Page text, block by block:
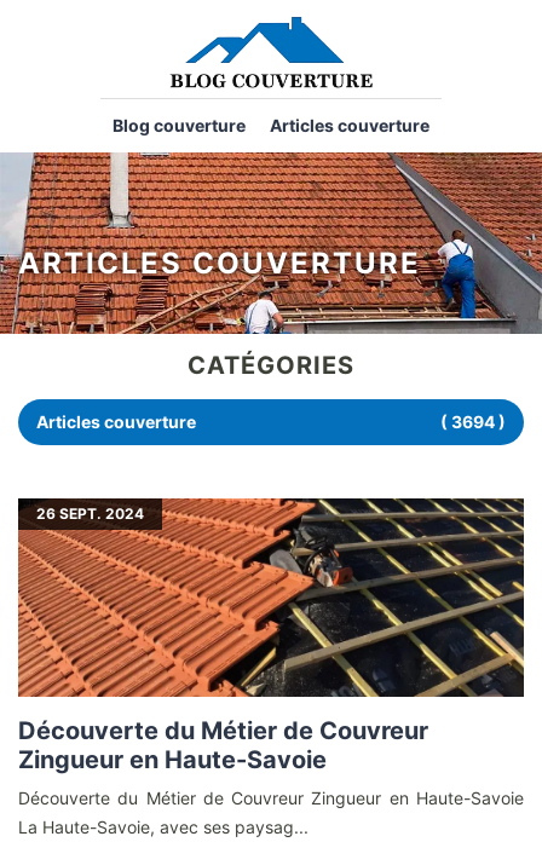
Blog couverture Articles couverture
ARTICLES COUVERTURE
CATÉGORIES
Articles couverture ( 3694 )
26 SEPT. 2024
Découverte du Métier de Couvreur
Zingueur en Haute-Savoie
Découverte du Métier de Couvreur Zingueur en Haute-Savoie
La Haute-Savoie, avec ses paysag...